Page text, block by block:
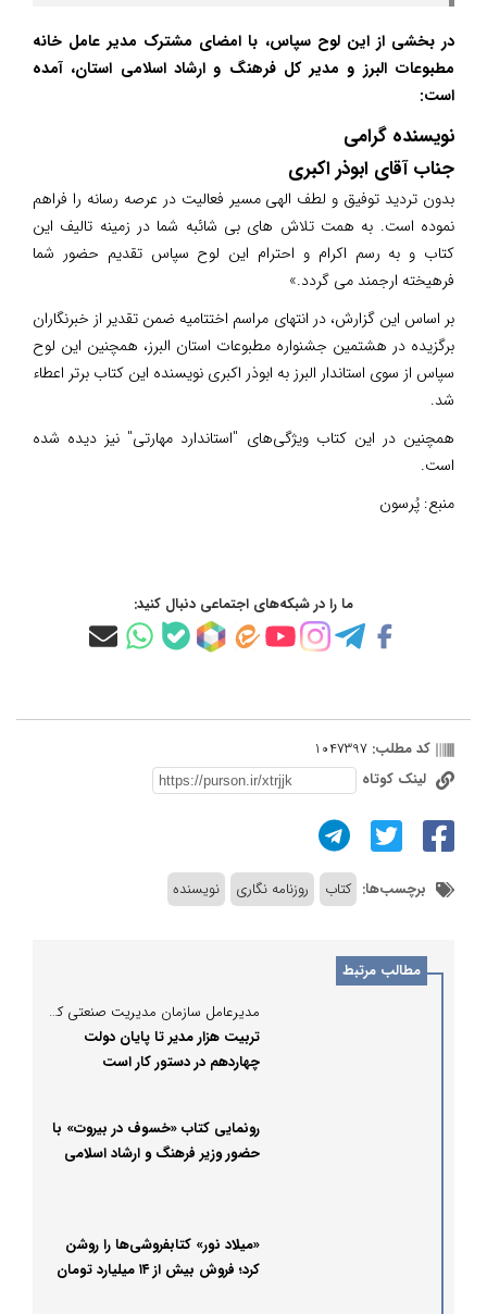
در بخشی از این لوح سپاس، با امضای مشترک مدیر عامل خانه
مطبوعات البرز و مدیر کل فرهنگ و ارشاد اسلامی استان، آمده
است:
نویسنده گرامی
جناب آقای ابوذر اکبری
بدون تردید توفیق و لطف الهی مسیر فعالیت در عرصه رسانه را فراهم
نموده است. به همت تلاش های بی شائبه شما در زمینه تالیف این
کتاب و به رسم اکرام و احترام این لوح سپاس تقدیم حضور شما
فرهیخته ارجمند می گردد.»
بر اساس این گزارش، در انتهای مراسم اختتامیه ضمن تقدیر از خبرنگاران
برگزیده در هشتمین جشنواره مطبوعات استان البرز، همچنین این لوح
سپاس از سوی استاندار البرز به ابوذر اکبری نویسنده این کتاب برتر اعطاء
شد.
همچنین در این کتاب ویژگی‌های "استاندارد مهارتی" نیز دیده شده
است.
منبع: پُرسون
ما را در شبکه‌های اجتماعی دنبال کنید:
کد مطلب: 1047397
لینک کوتاه
برچسب‌ها: کتاب روزنامه نگاری نویسنده
مطالب مرتبط
مدیرعامل سازمان مدیریت صنعتی کشور مطرح کرد:
تربیت هزار مدیر تا پایان دولت
چهاردهم در دستور کار است
رونمایی کتاب «خسوف در بیروت» با
حضور وزیر فرهنگ و ارشاد اسلامی
«میلاد نور» کتابفروشی‌ها را روشن
کرد؛ فروش بیش از ۱۴ میلیارد تومان